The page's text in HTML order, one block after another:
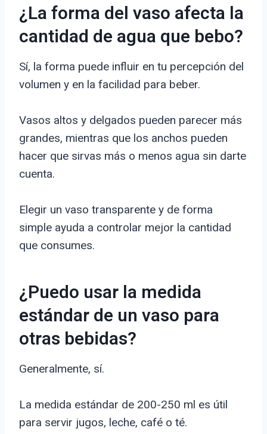
¿La forma del vaso afecta la
cantidad de agua que bebo?
Sí, la forma puede influir en tu percepción del
volumen y en la facilidad para beber.
Vasos altos y delgados pueden parecer más
grandes, mientras que los anchos pueden
hacer que sirvas más o menos agua sin darte
cuenta.
Elegir un vaso transparente y de forma
simple ayuda a controlar mejor la cantidad
que consumes.
¿Puedo usar la medida
estándar de un vaso para
otras bebidas?
Generalmente, sí.
La medida estándar de 200-250 ml es útil
para servir jugos, leche, café o té.